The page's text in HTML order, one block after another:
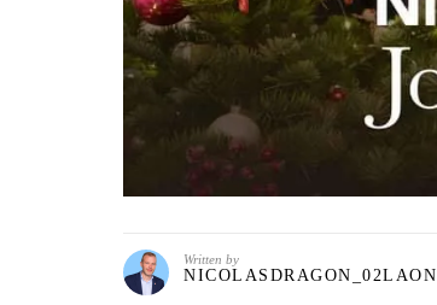
Written by
NICOLASDRAGON_02LAON